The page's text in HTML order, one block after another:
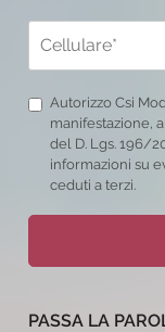
Autorizzo Csi
manifestazione,
del D. Lgs. 196/
informazioni su
ceduti a terzi.
PASSA LA